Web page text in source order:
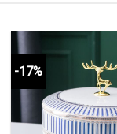
-17%